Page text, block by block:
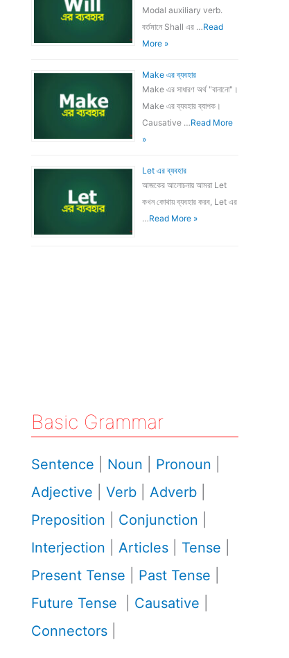
Modal auxiliary verb.
বর্তমানে Shall এর …Read
More »
Make এর ব্যবহার
Make এর সাধারণ অর্থ "বানানো"।
Make এর ব্যবহার ব্যাপক।
Causative …Read More
»
Let এর ব্যবহার
আজকের আলোচনায় আমরা Let
কখন কোথায় ব্যবহার করব, Let এর
…Read More »
Basic Grammar
Sentence Noun Pronoun
Adjective
Verb Adverb
Preposition
Conjunction
Interjection
Articles Tense
Present Tense
Past Tense
Future Tense
Causative
Connectors